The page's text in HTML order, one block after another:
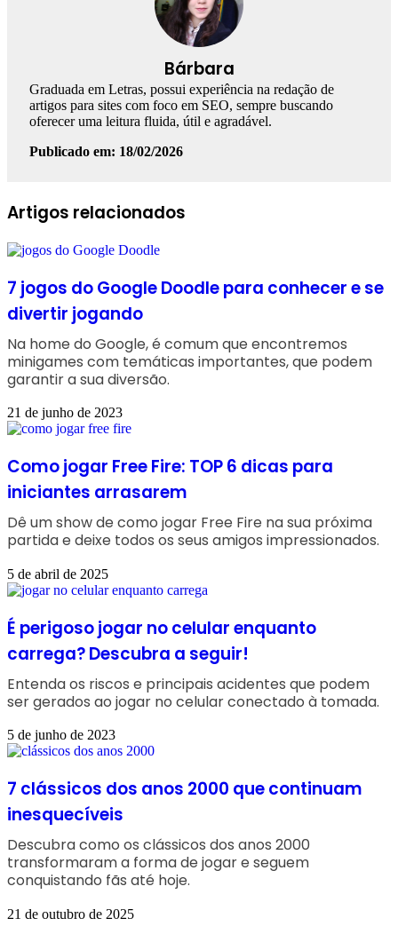
Bárbara
Graduada em Letras, possui experiência na redação de
artigos para sites com foco em SEO, sempre buscando
oferecer uma leitura fluida, útil e agradável.
Publicado em: 18/02/2026
Facebook
Linkedin
WhatsApp
Telegram
Artigos relacionados
7 jogos do Google Doodle para conhecer e se
divertir jogando
Na home do Google, é comum que encontremos
minigames com temáticas importantes, que podem
garantir a sua diversão.
21 de junho de 2023
Como jogar Free Fire: TOP 6 dicas para
iniciantes arrasarem
Dê um show de como jogar Free Fire na sua próxima
partida e deixe todos os seus amigos impressionados.
5 de abril de 2025
É perigoso jogar no celular enquanto
carrega? Descubra a seguir!
Entenda os riscos e principais acidentes que podem
ser gerados ao jogar no celular conectado à tomada.
5 de junho de 2023
7 clássicos dos anos 2000 que continuam
inesquecíveis
Descubra como os clássicos dos anos 2000
transformaram a forma de jogar e seguem
conquistando fãs até hoje.
21 de outubro de 2025